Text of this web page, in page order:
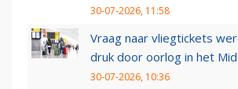
30-07-2026, 11:58
Vraag naar vliegtickets
druk door oorlog in het
30-07-2026, 10:36